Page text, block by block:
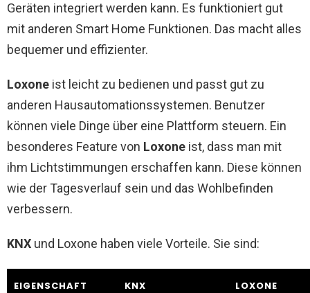
Geräten integriert werden kann. Es funktioniert gut
mit anderen Smart Home Funktionen. Das macht alles
bequemer und effizienter.
Loxone ist leicht zu bedienen und passt gut zu
anderen Hausautomationssystemen. Benutzer
können viele Dinge über eine Plattform steuern. Ein
besonderes Feature von Loxone ist, dass man mit
ihm Lichtstimmungen erschaffen kann. Diese können
wie der Tagesverlauf sein und das Wohlbefinden
verbessern.
KNX und Loxone haben viele Vorteile. Sie sind:
EIGENSCHAFT KNX LOXONE